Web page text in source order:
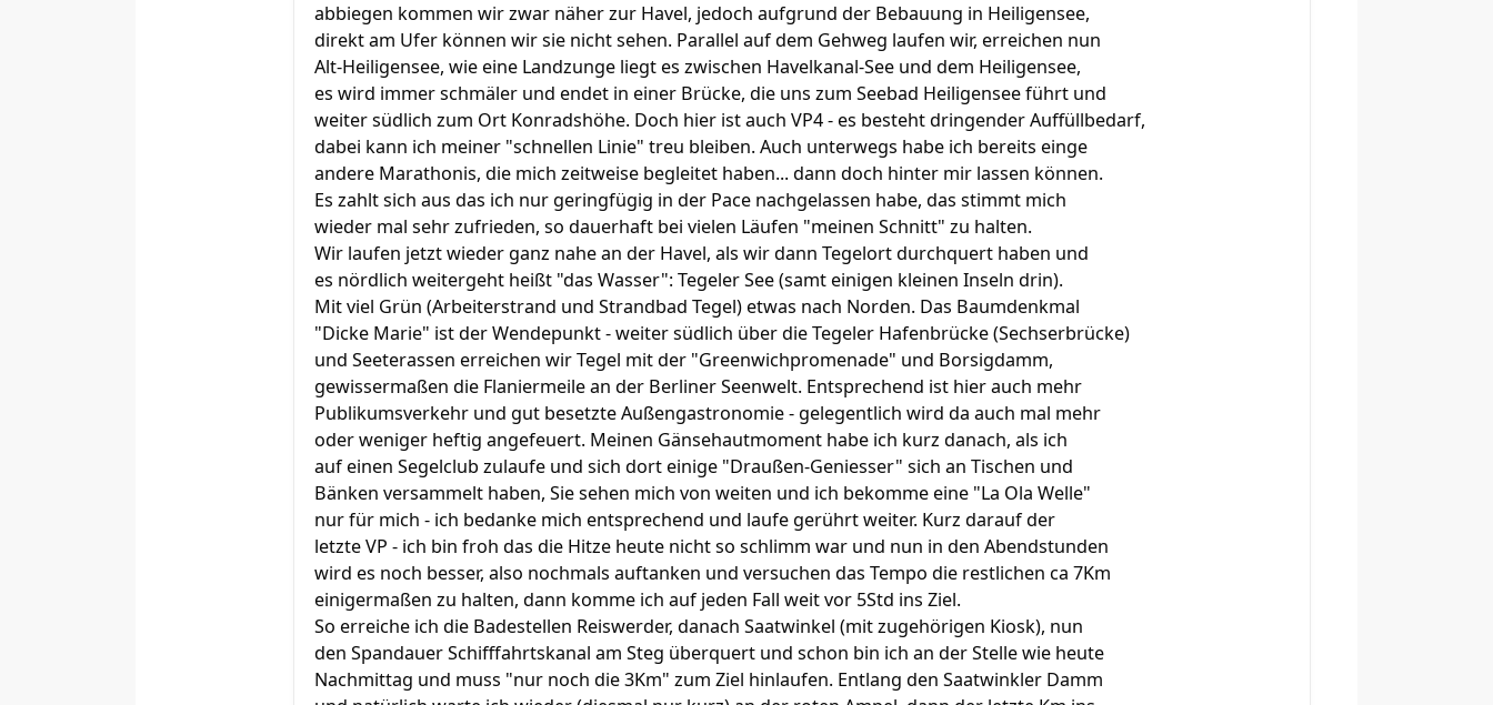
abbiegen kommen wir zwar näher zur Havel, jedoch aufgrund der Bebauung in Heiligensee,
direkt am Ufer können wir sie nicht sehen. Parallel auf dem Gehweg laufen wir, erreichen nun
Alt-Heiligensee, wie eine Landzunge liegt es zwischen Havelkanal-See und dem Heiligensee,
es wird immer schmäler und endet in einer Brücke, die uns zum Seebad Heiligensee führt und
weiter südlich zum Ort Konradshöhe. Doch hier ist auch VP4 - es besteht dringender Auffüllbedarf,
dabei kann ich meiner "schnellen Linie" treu bleiben. Auch unterwegs habe ich bereits einge
andere Marathonis, die mich zeitweise begleitet haben... dann doch hinter mir lassen können.
Es zahlt sich aus das ich nur geringfügig in der Pace nachgelassen habe, das stimmt mich
wieder mal sehr zufrieden, so dauerhaft bei vielen Läufen "meinen Schnitt" zu halten.
Wir laufen jetzt wieder ganz nahe an der Havel, als wir dann Tegelort durchquert haben und
es nördlich weitergeht heißt "das Wasser": Tegeler See (samt einigen kleinen Inseln drin).
Mit viel Grün (Arbeiterstrand und Strandbad Tegel) etwas nach Norden. Das Baumdenkmal
"Dicke Marie" ist der Wendepunkt - weiter südlich über die Tegeler Hafenbrücke (Sechserbrücke)
und Seeterassen erreichen wir Tegel mit der "Greenwichpromenade" und Borsigdamm,
gewissermaßen die Flaniermeile an der Berliner Seenwelt. Entsprechend ist hier auch mehr
Publikumsverkehr und gut besetzte Außengastronomie - gelegentlich wird da auch mal mehr
oder weniger heftig angefeuert. Meinen Gänsehautmoment habe ich kurz danach, als ich
auf einen Segelclub zulaufe und sich dort einige "Draußen-Geniesser" sich an Tischen und
Bänken versammelt haben, Sie sehen mich von weiten und ich bekomme eine "La Ola Welle"
nur für mich - ich bedanke mich entsprechend und laufe gerührt weiter. Kurz darauf der
letzte VP - ich bin froh das die Hitze heute nicht so schlimm war und nun in den Abendstunden
wird es noch besser, also nochmals auftanken und versuchen das Tempo die restlichen ca 7Km
einigermaßen zu halten, dann komme ich auf jeden Fall weit vor 5Std ins Ziel.
So erreiche ich die Badestellen Reiswerder, danach Saatwinkel (mit zugehörigen Kiosk), nun
den Spandauer Schifffahrtskanal am Steg überquert und schon bin ich an der Stelle wie heute
Nachmittag und muss "nur noch die 3Km" zum Ziel hinlaufen. Entlang den Saatwinkler Damm